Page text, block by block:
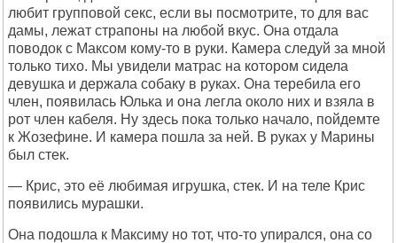
любит групповой секс, если вы посмотрите, то для вас
дамы, лежат страпоны на любой вкус. Она отдала
поводок с Максом кому-то в руки. Камера следуй за мной
только тихо. Мы увидели матрас на котором сидела
девушка и держала собаку в руках. Она теребила его
член, появилась Юлька и она легла около них и взяла в
рот член кабеля. Ну здесь пока только начало, пойдемте
к Жозефине. И камера пошла за ней. В руках у Марины
был стек.
— Крис, это её любимая игрушка, стек. И на теле Крис
появились мурашки.
Она подошла к Максиму но тот, что-то упирался, она со